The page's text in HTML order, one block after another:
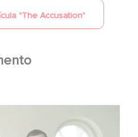
"The Accusation"
manipulation, discover